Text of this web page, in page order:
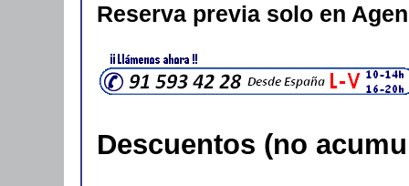
Reserva previa solo en
Descuentos (no